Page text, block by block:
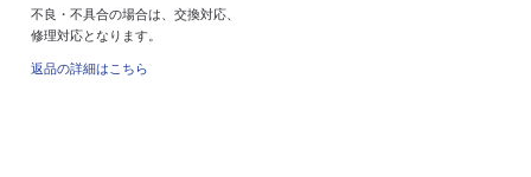
不良・不具合の場合は、交換対応、
修理対応となります。
返品の詳細はこちら